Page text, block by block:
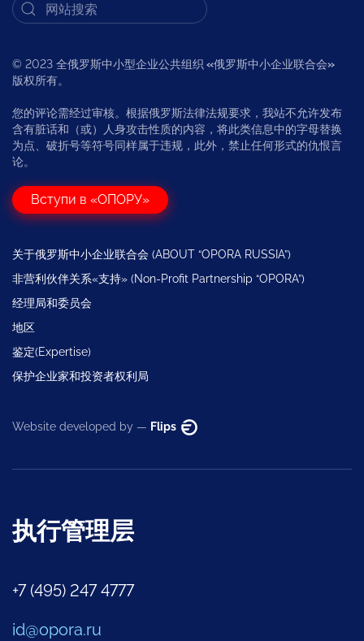
© 2023 全俄罗斯中小型企业公共组织 «俄罗斯中小企业联合会»
版权所有。
您的评论需经过审核。根据俄罗斯法律法规要求，我站不允许发布
含有脏话和（或）人身攻击性质的内容，将此类信息中的字母替换
为点、破折号等符号同样属于违规，此外，禁止任何形式的仇恨言
论。
Вступи в «ОПОРУ»
关于俄罗斯中小企业联合会 (ABOUT “OPORA RUSSIA”)
非营利伙伴关系«支持» (Non-Profit Partnership “OPORA”)
经理局和委员会
地区
鉴定(Expertise)
保护企业家和投资者权利局
Website developed by — Flips
执行管理层
+7 (495) 247 4777
id@opora.ru